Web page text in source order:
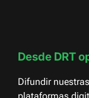
Desde DRT
Difundir
plataformas